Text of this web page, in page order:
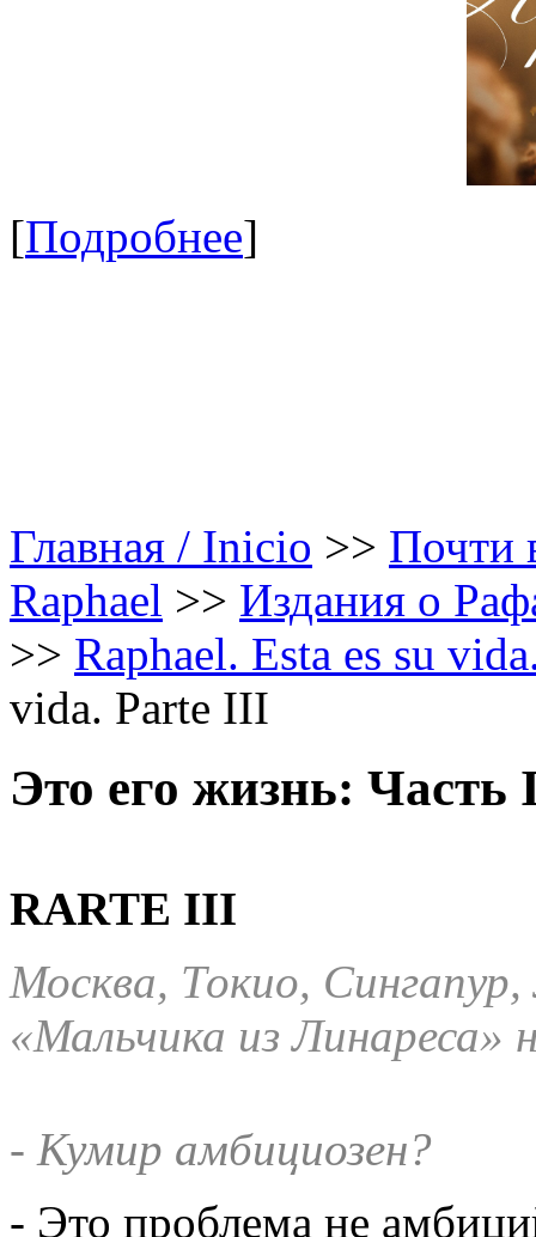
[Подробнее]
Главная / Inicio >> Почти
Raphael >> Издания о
>> Raphael. Esta es su
vida. Parte III
Это его жизнь:
RARTE III
Москва, Токио,
«Мальчика из Линареса»
- Кумир амбициозен?
- Это проблема не